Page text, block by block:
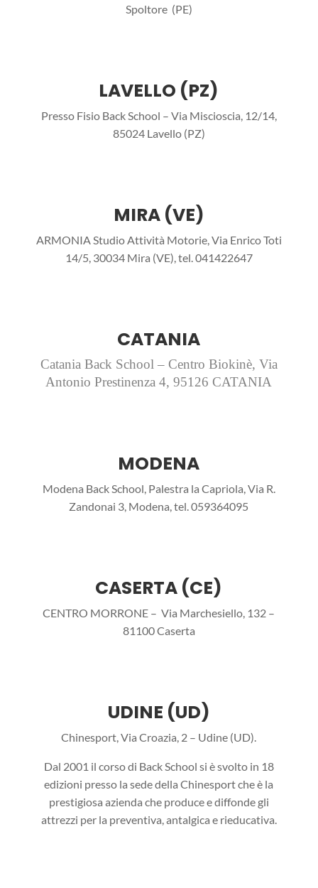
Spoltore (PE)
LAVELLO (PZ)
Presso Fisio Back School – Via Miscioscia, 12/14,
85024 Lavello (PZ)
MIRA (VE)
ARMONIA Studio Attività Motorie, Via Enrico Toti
14/5, 30034 Mira (VE), tel. 041422647
CATANIA
Catania Back School – Centro Biokinè, Via
Antonio Prestinenza 4, 95126 CATANIA
MODENA
Modena Back School, Palestra la Capriola, Via R.
Zandonai 3, Modena, tel. 059364095
CASERTA (CE)
CENTRO MORRONE – Via Marchesiello, 132 –
81100 Caserta
UDINE (UD)
Chinesport, Via Croazia, 2 – Udine (UD).
Dal 2001 il corso di Back School si è svolto in 18
edizioni presso la sede della Chinesport che è la
prestigiosa azienda che produce e diffonde gli
attrezzi per la preventiva, antalgica e rieducativa.